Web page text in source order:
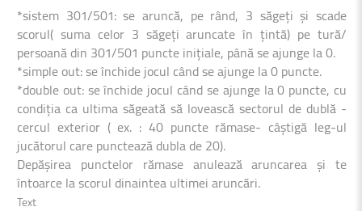
*sistem 301/501: se aruncă, pe rând, 3 săgeți și scade
scorul( suma celor 3 săgeți aruncate în țintă) pe tură/
persoană din 301/501 puncte inițiale, până se ajunge la 0.
*simple out: se închide jocul când se ajunge la 0 puncte.
*double out: se închide jocul când se ajunge la 0 puncte, cu
condiția ca ultima săgeată să lovească sectorul de dublă -
cercul exterior ( ex. : 40 puncte rămase- câștigă leg-ul
jucătorul care punctează dubla de 20).
Depășirea punctelor rămase anulează aruncarea și te
întoarce la scorul dinaintea ultimei aruncări.
Text